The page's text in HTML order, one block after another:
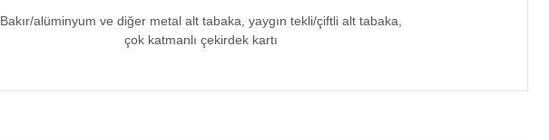
Bakır/alüminyum ve diğer metal alt tabaka, yaygın tekli/çiftli alt tabaka,
çok katmanlı çekirdek kartı